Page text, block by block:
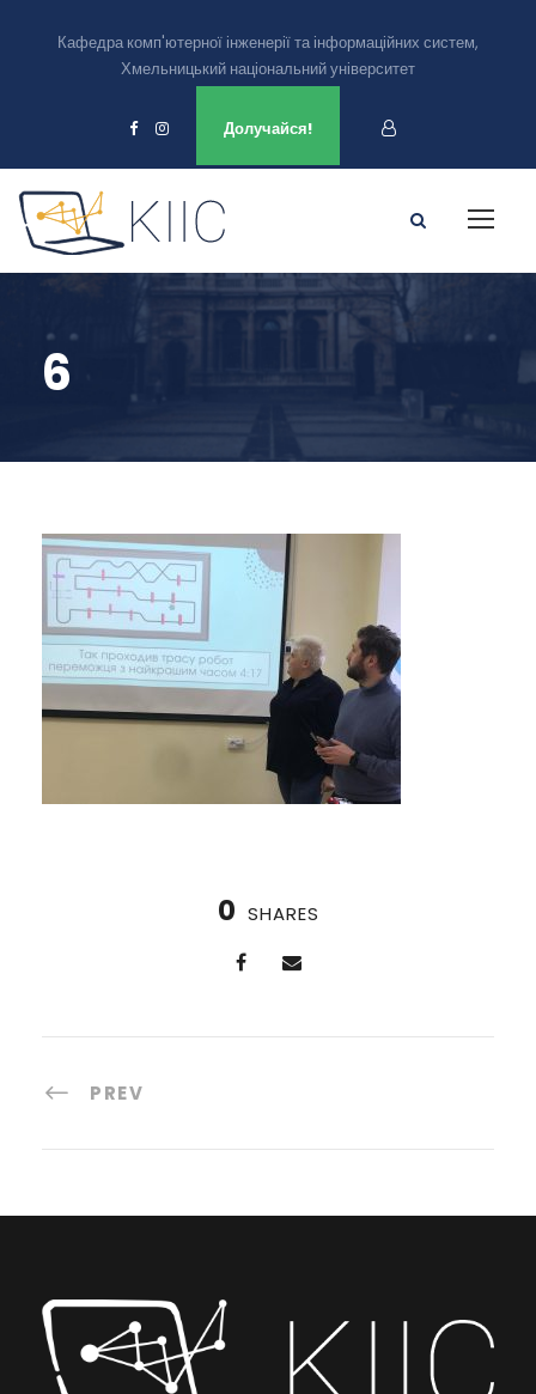
Кафедра комп'ютерної інженерії та інформаційних систем,
Хмельницький національний університет
Долучайся!
6
0 SHARES
PREV